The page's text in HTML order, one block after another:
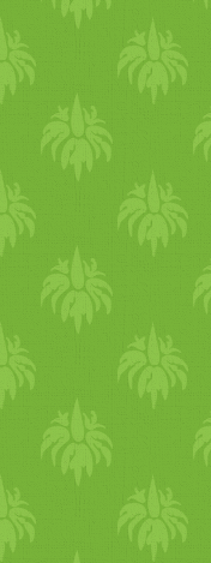
Lapozz
Világ?
melyben
... ...és
recepten
körbe a